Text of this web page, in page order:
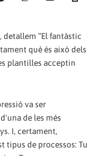
detallem “El fantàstic
què és això dels
plantilles acceptin
va ser
de les més
I, certament,
tipus de processos: Tu